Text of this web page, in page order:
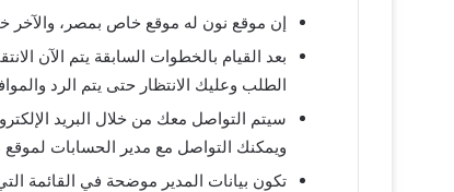
إن موقع نون له موقع خاص بمصر، والآخر
الطلب وعليك الانتظار حتى يتم الرد والموافقة على
سيتم التواصل معك من خلال البريد
ويمكنك التواصل مع مدير الحسابات
تكون بيانات المدير موضحة في القائمة